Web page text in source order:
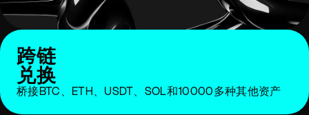
跨链
兑换
桥接BTC、ETH、USDT、SOL和10000多种其他资产